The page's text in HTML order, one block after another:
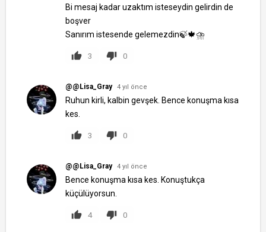
Bi mesaj kadar uzaktım isteseydin gelirdin de
boşver
Sanırım istesende gelemezdin🍃🍁⛈
3 0
@@Lisa_Gray 4 yıl önce
Ruhun kirli, kalbin gevşek. Bence konuşma kısa
kes.
3 0
@@Lisa_Gray 4 yıl önce
Bence konuşma kısa kes. Konuştukça
küçülüyorsun.
4 0